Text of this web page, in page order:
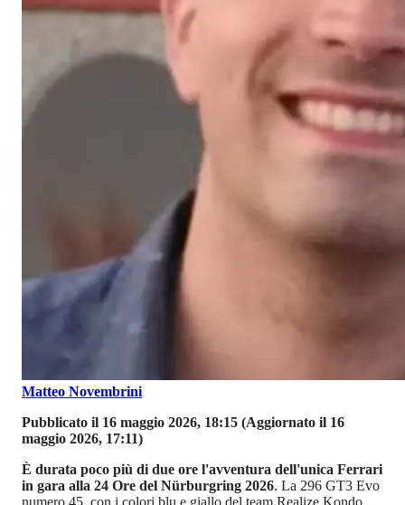
Matteo Novembrini
Pubblicato il 16 maggio 2026, 18:15 (Aggiornato il 16
maggio 2026, 17:11)
È durata poco più di due ore l'avventura dell'unica Ferrari
in gara alla 24 Ore del Nürburgring 2026. La 296 GT3 Evo
numero 45, con i colori blu e giallo del team Realize Kondo